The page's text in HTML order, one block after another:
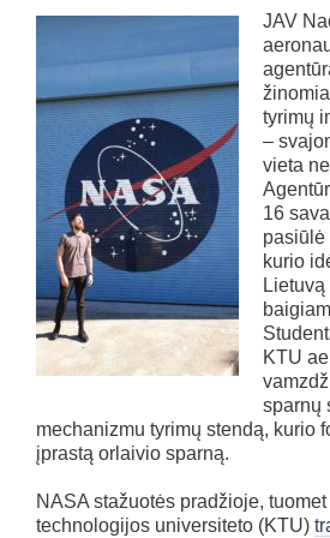
JAV
tyrimų
–
vieta
16
pasiūlė
kurio
KTU
sparnų
mechanizmu tyrimų stendą, kurio
įprastą orlaivio sparną.
NASA stažuotės pradžioje,
technologijos universiteto (KTU)